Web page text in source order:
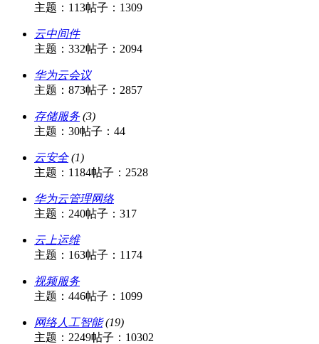
主题：113帖子：1309
云中间件
主题：332帖子：2094
华为云会议
主题：873帖子：2857
存储服务 (3)
主题：30帖子：44
云安全 (1)
主题：1184帖子：2528
华为云管理网络
主题：240帖子：317
云上运维
主题：163帖子：1174
视频服务
主题：446帖子：1099
网络人工智能 (19)
主题：2249帖子：10302